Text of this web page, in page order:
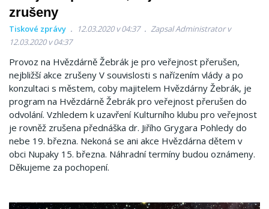
zrušeny
Tiskové zprávy 12.03.2020 v 04:37
Zapsal Administrator v
12.03.2020 v 04:37
Provoz na Hvězdárně Žebrák je pro veřejnost přerušen,
nejbližší akce zrušeny V souvislosti s nařízením vlády a po
konzultaci s městem, coby majitelem Hvězdárny Žebrák, je
program na Hvězdárně Žebrák pro veřejnost přerušen do
odvolání. Vzhledem k uzavření Kulturního klubu pro veřejnost
je rovněž zrušena přednáška dr. Jiřího Grygara Pohledy do
nebe 19. března. Nekoná se ani akce Hvězdárna dětem v
obci Nupaky 15. března. Náhradní termíny budou oznámeny.
Děkujeme za pochopení.